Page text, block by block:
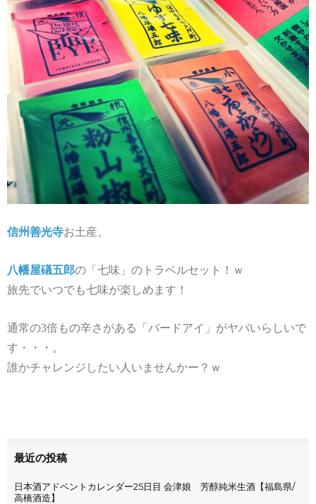
信州善光寺お土産。
八幡屋礒五郎の「七味」のトラベルセット！ｗ
旅先でいつでも七味が楽しめます！
通常の3倍もの辛さがある「バードアイ」がヤバいらしいで
す・・・。
誰かチャレンジしたい人いませんかー？ｗ
最近の投稿
日本酒アドベントカレンダー25日目 会津娘 芳醇純米生酒【福島県/
高橋酒造】